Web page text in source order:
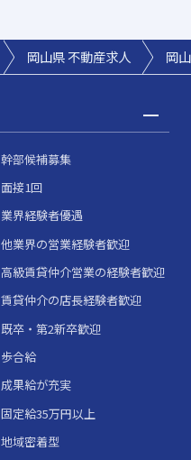
岡山県 不動産求人 岡
幹部候補募集
面接1回
業界経験者優遇
他業界の営業経験者歓迎
高級賃貸仲介営業の経験者歓迎
賃貸仲介の店長経験者歓迎
既卒・第2新卒歓迎
歩合給
成果給が充実
固定給35万円以上
地域密着型